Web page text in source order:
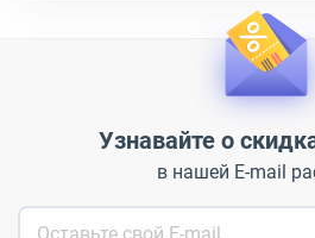
Узнавайте о
в нашей E-mail